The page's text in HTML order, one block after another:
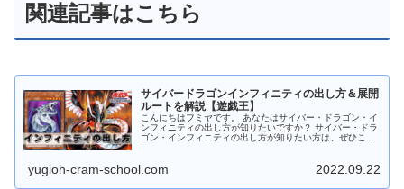
関連記事はこちら
サイバードラゴンインフィニティの出し方＆展開
ルートを解説【遊戯王】
こんにちはフミヤです。 あなたはサイバー・ドラゴン・イ
ンフィニティの出し方が知りたいですか？ サイバー・ドラ
ゴン・インフィニティの出し方が知りたい方は、ぜひこの
yugioh-cram-school.com 2022.09.22